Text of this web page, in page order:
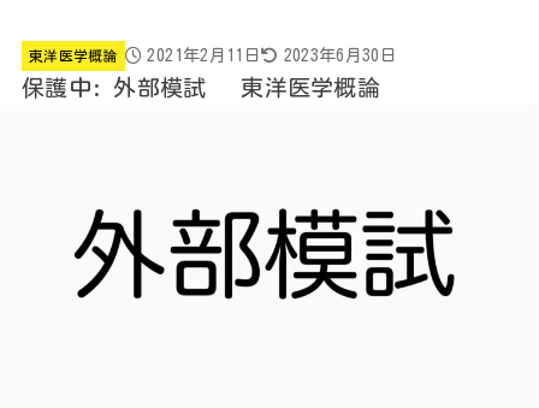
東洋医学概論 2021年2月11日 2023年6月30日
保護中: 外部模試 東洋医学概論